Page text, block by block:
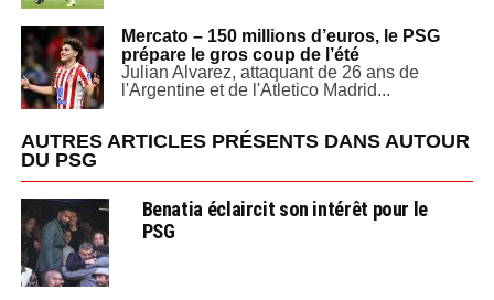
Mercato – 150 millions d’euros, le PSG
prépare le gros coup de l’été
Julian Alvarez, attaquant de 26 ans de
l'Argentine et de l'Atletico Madrid...
AUTRES ARTICLES PRÉSENTS DANS AUTOUR
DU PSG
Benatia éclaircit son intérêt pour le
PSG